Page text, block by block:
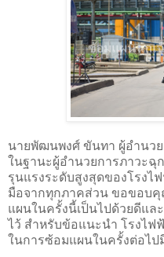
นายพัฒนพงศ์ ขันทา ผู้อำนวย
ในฐานะผู้อำนวยการภาวะ
รุนแรงระดับสูงสุดของโรงไ
มือจากทุกภาคส่วน ขอขอบ
แผนในครั้งนี้เป็นไปด้วยดีแล
ไว้ สำหรับข้อแนะนำ โรงไฟ
ในการซ้อมแผนในครั้งต่อไ